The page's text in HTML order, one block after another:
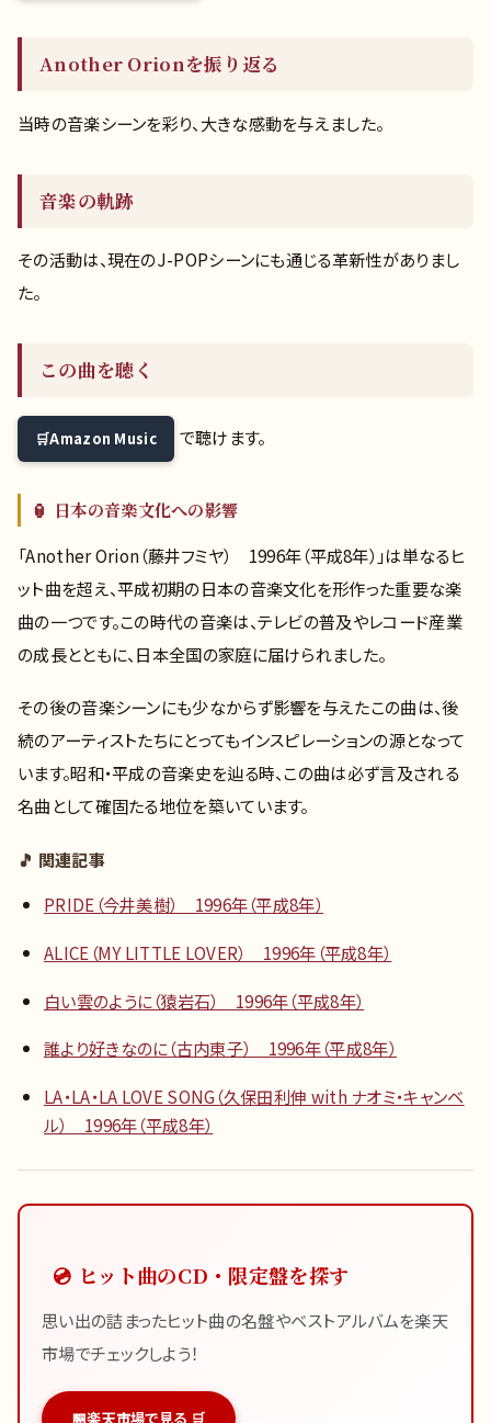
Another Orionを振り返る
当時の音楽シーンを彩り、大きな感動を与えました。
音楽の軌跡
その活動は、現在のJ-POPシーンにも通じる革新性がありまし
た。
この曲を聴く
Amazon Music で聴けます。
🏮 日本の音楽文化への影響
「Another Orion（藤井フミヤ） 1996年（平成8年）」は単なるヒ
ット曲を超え、平成初期の日本の音楽文化を形作った重要な楽
曲の一つです。この時代の音楽は、テレビの普及やレコード産業
の成長とともに、日本全国の家庭に届けられました。
その後の音楽シーンにも少なからず影響を与えたこの曲は、後
続のアーティストたちにとってもインスピレーションの源となって
います。昭和・平成の音楽史を辿る時、この曲は必ず言及される
名曲として確固たる地位を築いています。
🎵 関連記事
PRIDE（今井美樹） 1996年（平成8年）
ALICE（MY LITTLE LOVER） 1996年（平成8年）
白い雲のように（猿岩石） 1996年（平成8年）
誰より好きなのに（古内東子） 1996年（平成8年）
LA・LA・LA LOVE SONG（久保田利伸 with ナオミ・キャンベ
ル） 1996年（平成8年）
💿 ヒット曲のCD・限定盤を探す
思い出の詰まったヒット曲の名盤やベストアルバムを楽天
市場でチェックしよう！
楽天市場で見る 🛒